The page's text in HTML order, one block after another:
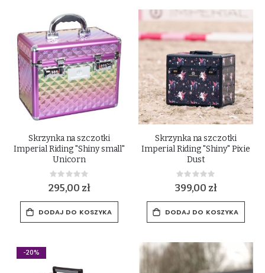
Skrzynka na szczotki
Imperial Riding "Shiny small"
Unicorn
Rating:
0%
295,00 zł
DODAJ DO KOSZYKA
Skrzynka na szczotki
Imperial Riding "Shiny" Pixie
Dust
Rating:
0%
399,00 zł
DODAJ DO KOSZYKA
-20%